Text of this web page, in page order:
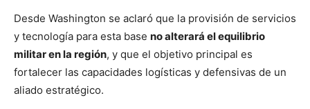
Desde Washington se aclaró que la provisión de servicios
y tecnología para esta base no alterará el equilibrio
militar en la región, y que el objetivo principal es
fortalecer las capacidades logísticas y defensivas de un
aliado estratégico.